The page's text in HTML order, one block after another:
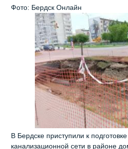
Фото: Бердск Онлайн
В Бердске приступили к
канализационной сети в районе